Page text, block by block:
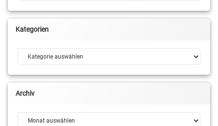
Kategorien
Kategorien
Archiv
Archiv